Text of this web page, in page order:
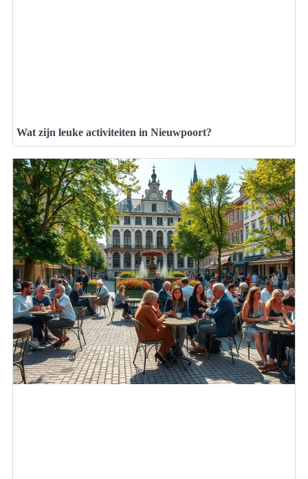
Wat zijn leuke activiteiten in Nieuwpoort?